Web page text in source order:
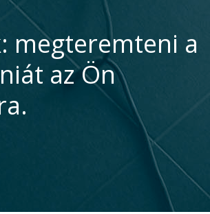
megteremteni a
az Ön